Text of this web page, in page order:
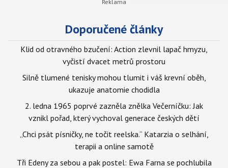
Doporučené články
Klid od otravného bzučení: Action zlevnil lapač hmyzu,
vyčistí dvacet metrů prostoru
Silně tlumené tenisky mohou tlumit i váš krevní oběh,
ukazuje anatomie chodidla
2. ledna 1965 poprvé zazněla znělka Večerníčku: Jak
vznikl pořad, který vychoval generace českých dětí
„Chci psát písničky, ne točit reelska.“ Katarzia o selhání,
terapii a online samotě
Tři Edeny za sebou a pak postel: Ewa Farna se pochlubila